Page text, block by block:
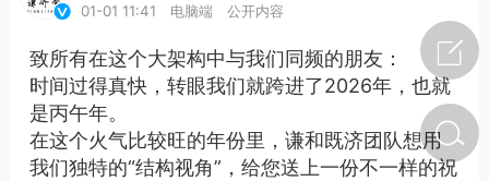
01-01 11:41
电脑端 公开内容
致所有在这个大架构中与我们同频的朋友：
时间过得真快，转眼我们就跨进了2026年，也就
是丙午年。
在这个火气比较旺的年份里，谦和既济团队想用
我们独特的“结构视角”，给您送上一份不一样的祝